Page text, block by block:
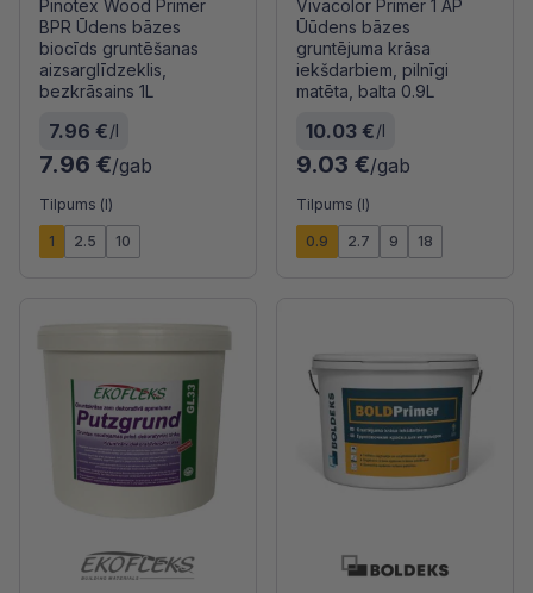
Pinotex Wood Primer
BPR Ūdens bāzes
biocīds gruntēšanas
aizsarglīdzeklis,
bezkrāsains 1L
7.96 €/l
7.96 €/gab
Tilpums (l)
1 2.5 10
Vivacolor Primer 1 AP
Ūūdens bāzes
gruntējuma krāsa
iekšdarbiem, pilnīgi
matēta, balta 0.9L
10.03 €/l
9.03 €/gab
Tilpums (l)
0.9 2.7 9 18